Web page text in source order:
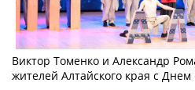
Виктор Томенко и Александр
жителей Алтайского края с Днем